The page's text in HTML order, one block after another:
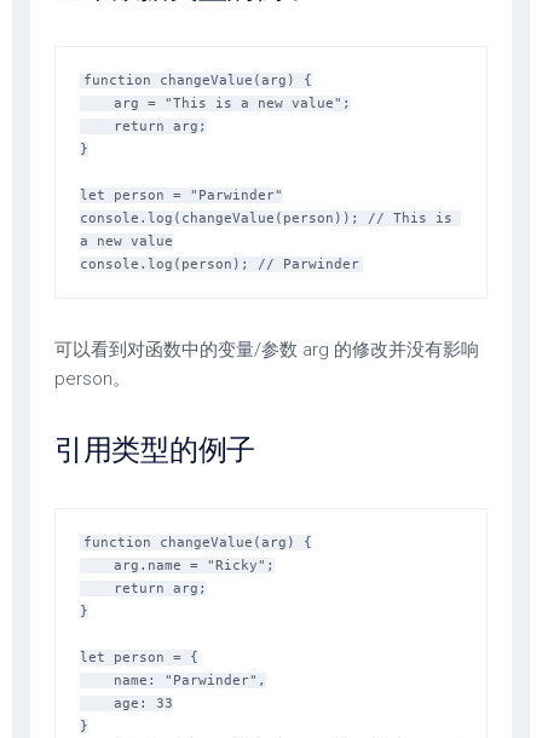
function changeValue(arg) {
}
let person = "Parwinder"
console.log(changeValue(person)); // This is
a new value
可以看到对函数中的变量/参数 arg 的修改并没有影响
person。
引用类型的例子
function changeValue(arg) {
}
let person = {
}